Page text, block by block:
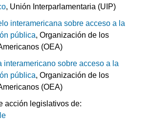
, Unión Interparlamentaria (UIP)
interamericana sobre acceso a la
pública, Organización de los
(OEA)
interamericano sobre acceso a la
pública, Organización de los
(OEA)
acción legislativos de: